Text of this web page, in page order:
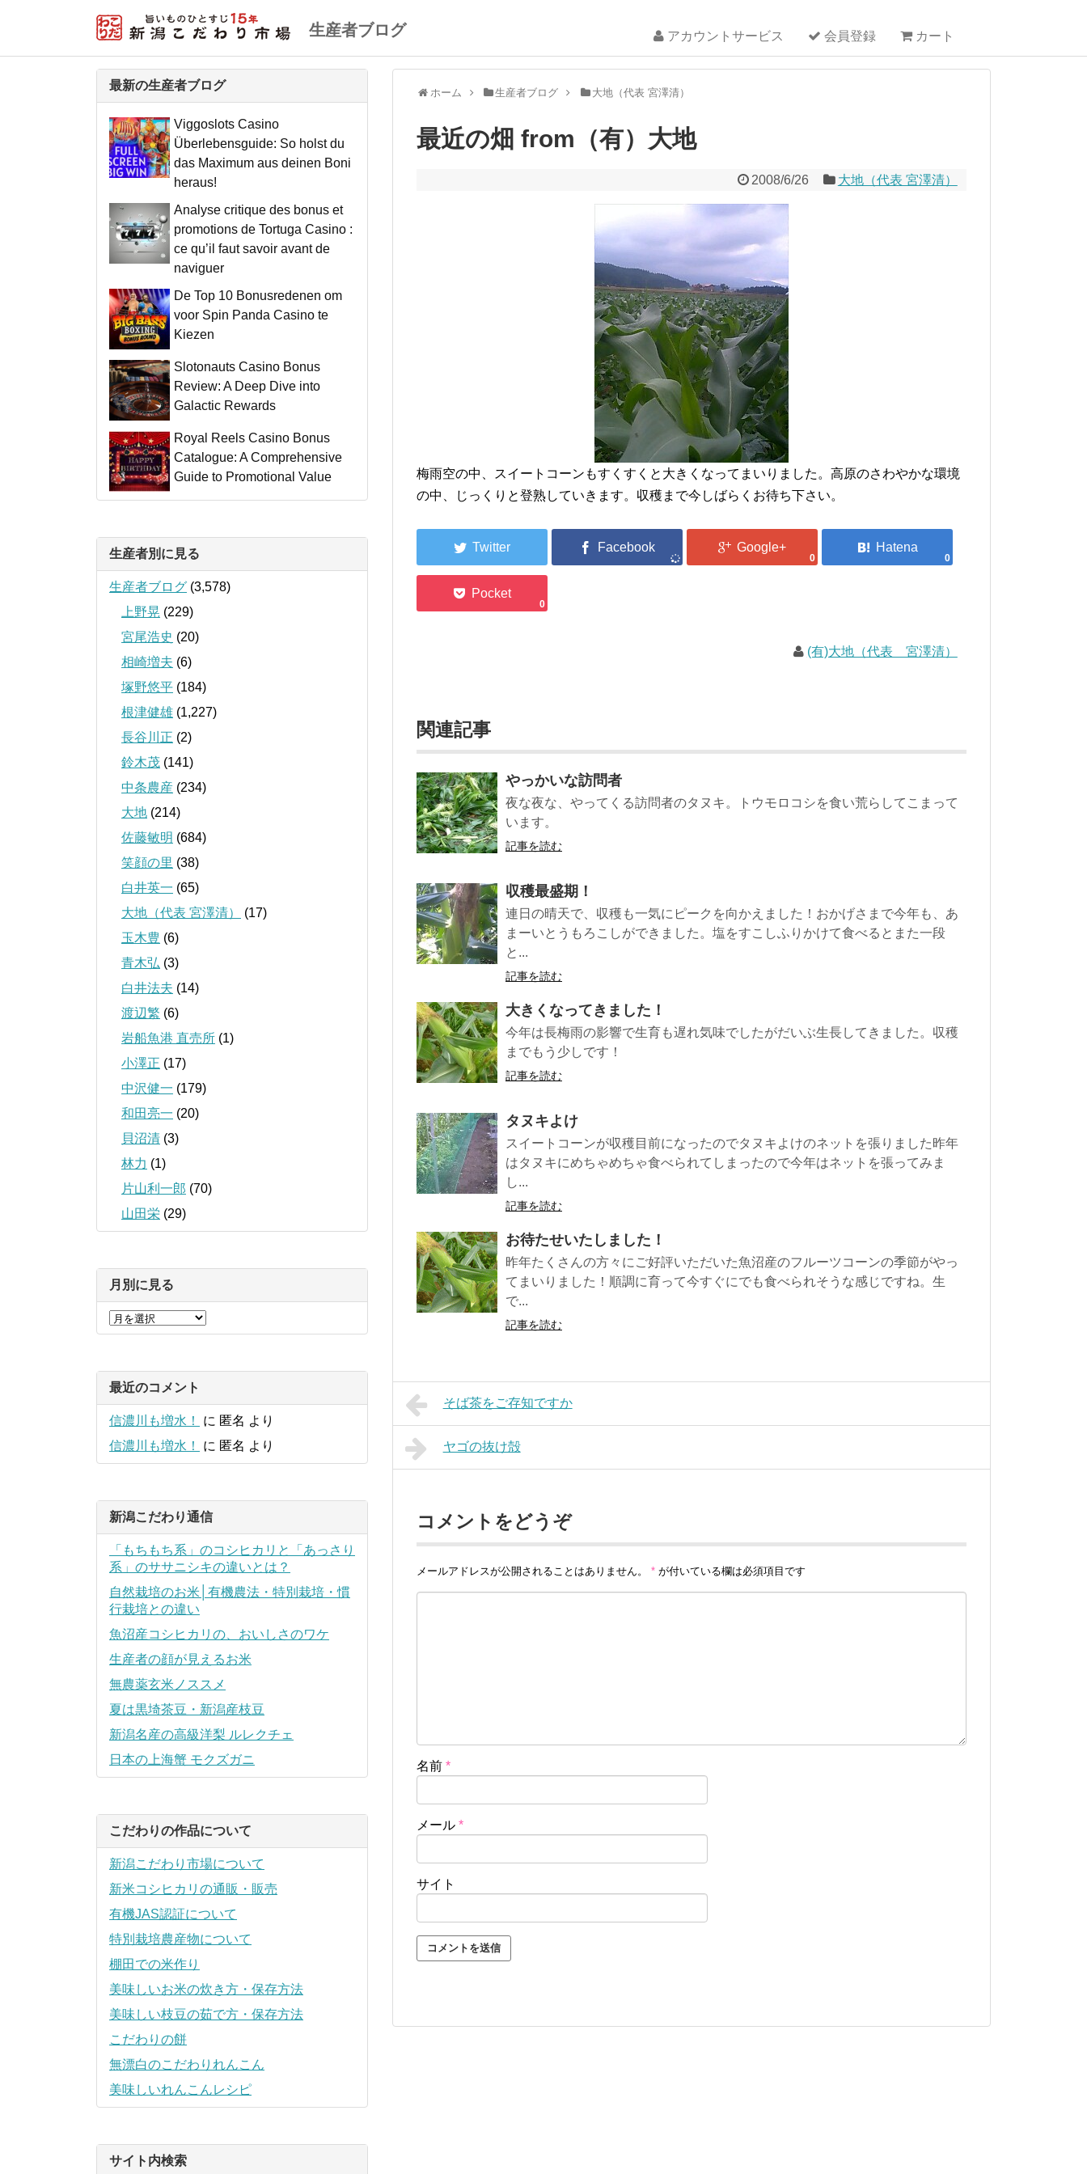
生産者ブログ アカウントサービス 会員登録 カート
ホーム 生産者ブログ 大地（代表 宮澤清）
最近の畑 from（有）大地
2008/6/26 大地（代表 宮澤清）
梅雨空の中、スイートコーンもすくすくと大きくなってまいりました。高原のさわやかな環境
の中、じっくりと登熟していきます。収穫まで今しばらくお待ち下さい。
0 0
0
(有)大地（代表 宮澤清）
関連記事
やっかいな訪問者
夜な夜な、やってくる訪問者のタヌキ。トウモロコシを食い荒らしてこまって
います。
記事を読む
収穫最盛期！
連日の晴天で、収穫も一気にピークを向かえました！おかげさまで今年も、あ
まーいとうもろこしができました。塩をすこしふりかけて食べるとまた一段
と...
記事を読む
大きくなってきました！
今年は長梅雨の影響で生育も遅れ気味でしたがだいぶ生長してきました。収穫
までもう少しです！
記事を読む
タヌキよけ
スイートコーンが収穫目前になったのでタヌキよけのネットを張りました昨年
はタヌキにめちゃめちゃ食べられてしまったので今年はネットを張ってみま
し...
記事を読む
お待たせいたしました！
昨年たくさんの方々にご好評いただいた魚沼産のフルーツコーンの季節がやっ
てまいりました！順調に育って今すぐにでも食べられそうな感じですね。生
で...
記事を読む
そば茶をご存知ですか
ヤゴの抜け殻
コメントをどうぞ
メールアドレスが公開されることはありません。 * が付いている欄は必須項目です
名前 *
メール *
サイト
最新の生産者ブログ
Viggoslots Casino
Überlebensguide: So holst du
das Maximum aus deinen Boni
heraus!
Analyse critique des bonus et
promotions de Tortuga Casino :
ce qu’il faut savoir avant de
naviguer
De Top 10 Bonusredenen om
voor Spin Panda Casino te
Kiezen
Slotonauts Casino Bonus
Review: A Deep Dive into
Galactic Rewards
Royal Reels Casino Bonus
Catalogue: A Comprehensive
Guide to Promotional Value
生産者別に見る
生産者ブログ (3,578)
上野晃 (229)
宮尾浩史 (20)
相崎増夫 (6)
塚野悠平 (184)
根津健雄 (1,227)
長谷川正 (2)
鈴木茂 (141)
中条農産 (234)
大地 (214)
佐藤敏明 (684)
笑顔の里 (38)
白井英一 (65)
大地（代表 宮澤清）
(17)
玉木豊 (6)
青木弘 (3)
白井法夫 (14)
渡辺繁 (6)
岩船魚港 直売所 (1)
小澤正 (17)
中沢健一 (179)
和田亮一 (20)
貝沼清 (3)
林力 (1)
片山利一郎 (70)
山田栄 (29)
月別に見る
最近のコメント
信濃川も増水！ に 匿名 より
信濃川も増水！
に 匿名 より
新潟こだわり通信
「もちもち系」のコシヒカリと「あっさり
系」のササニシキの違いとは？
自然栽培のお米│有機農法・特別栽培・慣
行栽培との違い
魚沼産コシヒカリの、おいしさのワケ
生産者の顔が見えるお米
無農薬玄米ノススメ
夏は黒埼茶豆・新潟産枝豆
新潟名産の高級洋梨 ルレクチェ
日本の上海蟹 モクズガニ
こだわりの作品について
新潟こだわり市場について
新米コシヒカリの通販・販売
有機JAS認証について
特別栽培農産物について
棚田での米作り
美味しいお米の炊き方・保存方法
美味しい枝豆の茹で方・保存方法
こだわりの餅
無漂白のこだわりれんこん
美味しいれんこんレシピ
サイト内検索